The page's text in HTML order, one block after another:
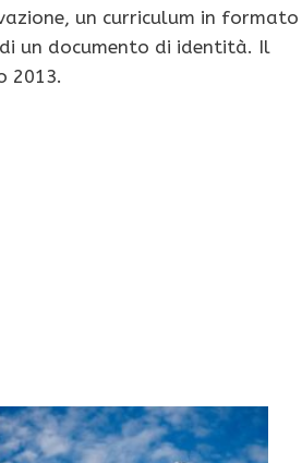
un curriculum in formato
un documento di identità. Il
2013.